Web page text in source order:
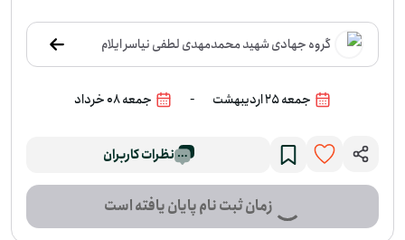
انایی‌تان را مستقیم به کار بگیرید. اگر برای یکی از این بخش‌ها وقت و آمادگی دارید، در ای
ن فرصت ثبت‌نام کنید.
گروه جهادی شهید محمدمهدی لطفی نیاسر ایلام
جمعه 25 اردیبهشت - جمعه 08 خرداد
نظرات کاربران
زمان ثبت نام پایان یافته است